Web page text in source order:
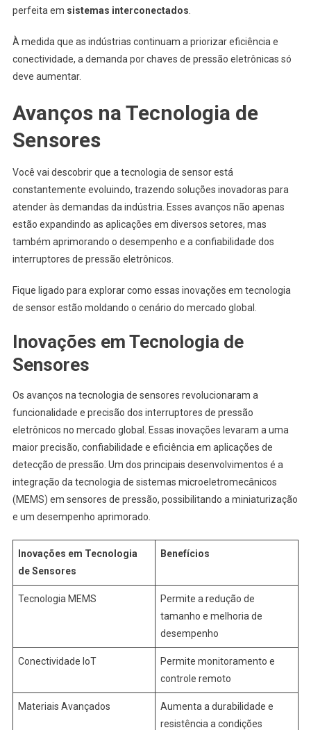
perfeita em sistemas interconectados.
À medida que as indústrias continuam a priorizar eficiência e
conectividade, a demanda por chaves de pressão eletrônicas só
deve aumentar.
Avanços na Tecnologia de
Sensores
Você vai descobrir que a tecnologia de sensor está
constantemente evoluindo, trazendo soluções inovadoras para
atender às demandas da indústria. Esses avanços não apenas
estão expandindo as aplicações em diversos setores, mas
também aprimorando o desempenho e a confiabilidade dos
interruptores de pressão eletrônicos.
Fique ligado para explorar como essas inovações em tecnologia
de sensor estão moldando o cenário do mercado global.
Inovações em Tecnologia de
Sensores
Os avanços na tecnologia de sensores revolucionaram a
funcionalidade e precisão dos interruptores de pressão
eletrônicos no mercado global. Essas inovações levaram a uma
maior precisão, confiabilidade e eficiência em aplicações de
detecção de pressão. Um dos principais desenvolvimentos é a
integração da tecnologia de sistemas microeletromecânicos
(MEMS) em sensores de pressão, possibilitando a miniaturização
e um desempenho aprimorado.
Inovações em Tecnologia
de Sensores
Benefícios
Tecnologia MEMS
Permite a redução de
tamanho e melhoria de
desempenho
Conectividade IoT
Permite monitoramento e
controle remoto
Materiais Avançados
Aumenta a durabilidade e
resistência a condições